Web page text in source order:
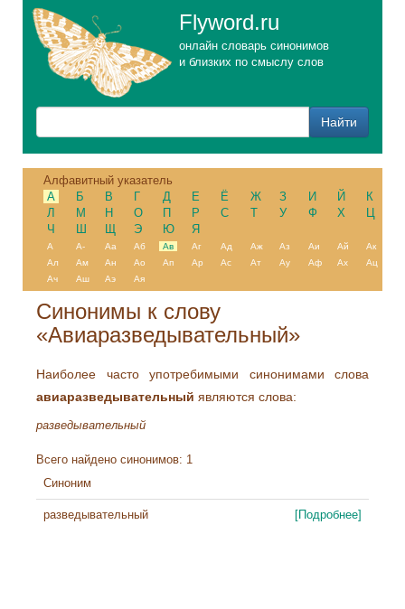
Flyword.ru
онлайн словарь синонимов
и близких по смыслу слов
Алфавитный указатель
А
Б В Г Д Е Ё Ж З И Й
К
Л
М Н О П Р С Т У Ф Х
Ц
Ч
Ш Щ Э Ю Я
А А- Аа Аб Ав Аг Ад Аж Аз Аи Ай
Ак
Ал
Ам Ан Ао Ап Ар Ас Ат Ау Аф Ах
Ац
Ач
Аш Аэ Ая
Синонимы к слову
«Авиаразведывательный»
Наиболее часто употребимыми синонимами слова
авиаразведывательный являются слова:
разведывательный
Всего найдено синонимов: 1
Синоним
разведывательный [Подробнее]